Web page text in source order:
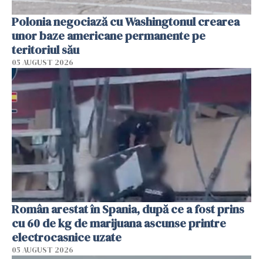
Polonia negociază cu Washingtonul crearea
unor baze americane permanente pe
teritoriul său
05 AUGUST 2026
Român arestat în Spania, după ce a fost prins
cu 60 de kg de marijuana ascunse printre
electrocasnice uzate
05 AUGUST 2026